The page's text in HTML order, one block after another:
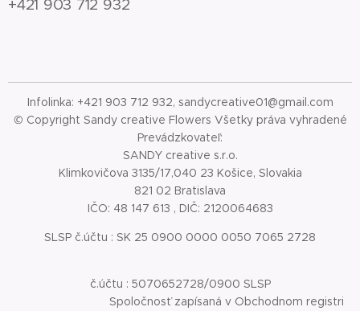
+421 903 712 932
Infolinka: +421 903 712 932, sandycreative01@gmail.com
© Copyright Sandy creative Flowers Všetky práva vyhradené
Prevádzkovateľ:
SANDY creative s.r.o.
Klimkovičova 3135/17,040 23 Košice, Slovakia
821 02 Bratislava
IČO: 48 147 613 , DIČ: 2120064683
SLSP č.účtu : SK 25 0900 0000 0050 7065 2728
č.účtu : 5070652728/0900 SLSP
Spoločnosť zapísaná v Obchodnom registri